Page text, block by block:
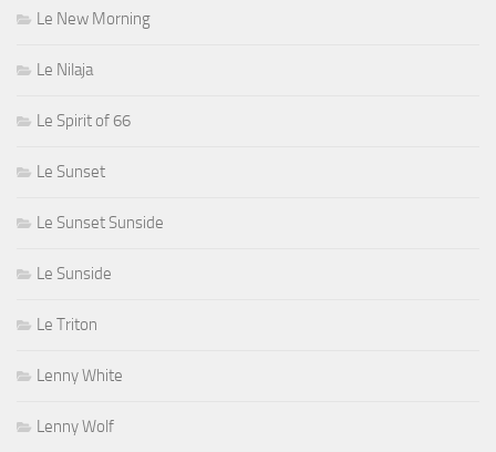
Le New Morning
Le Nilaja
Le Spirit of 66
Le Sunset
Le Sunset Sunside
Le Sunside
Le Triton
Lenny White
Lenny Wolf